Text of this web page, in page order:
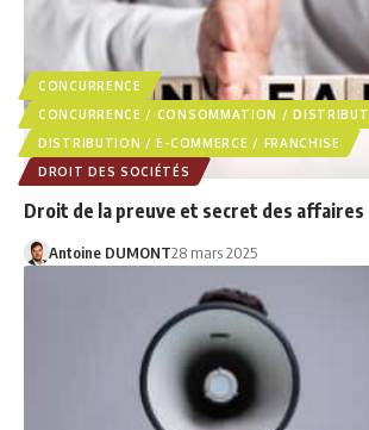
CONCURRENCE
CONCURRENCE / CONSOMMATION /
DISTRIBUTION / E-COMMERCE / FRANCHISE
DROIT DES SOCIÉTÉS
Droit de la preuve et secret des affaires
Antoine DUMONT28 mars 2025